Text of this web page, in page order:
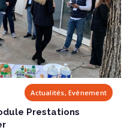
Régulières sur SIMAX Starter
Actualités, Evénement
Prestations